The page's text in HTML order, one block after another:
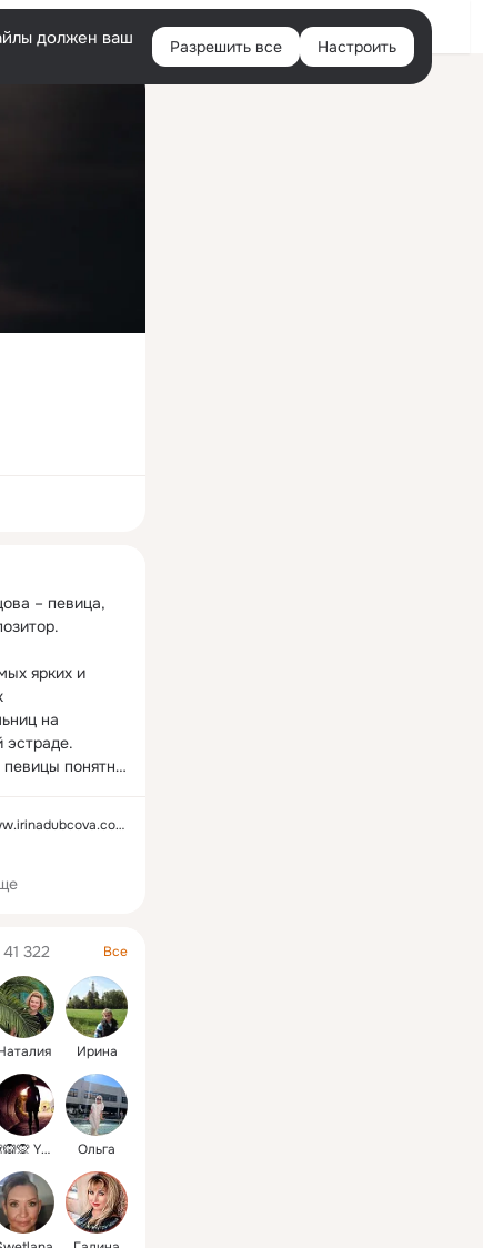
Войти
должен ваш
Разрешить все Настроить
– певица,
ярких и
на
эстраде.
певицы понятно
разных
что лишний
любовь к этой
41 322 Все
Ирина
🙈🙉🙊 Yulia🐶 Ольга